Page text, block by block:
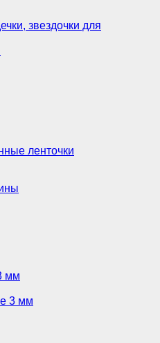
звездочки для
ленточки
мм
3 мм